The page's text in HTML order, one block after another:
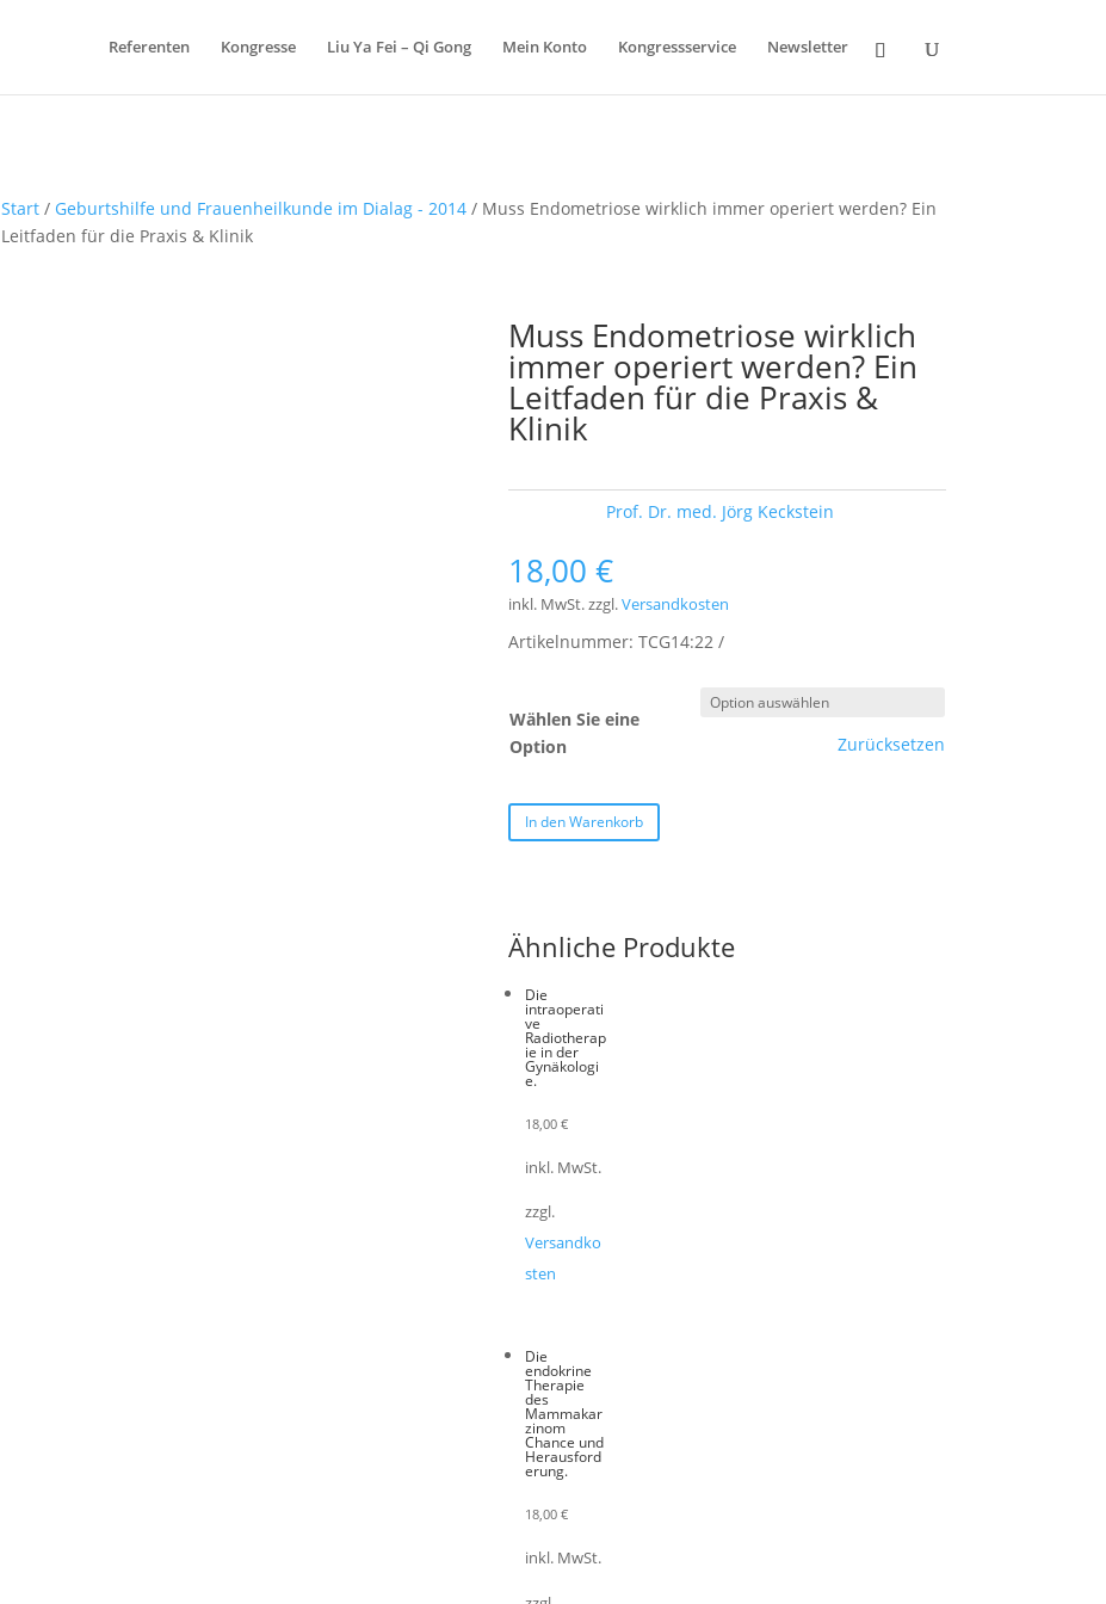
Referenten Kongresse Liu Ya Fei – Qi Gong Mein Konto Kongressservice Newsletter
Start/ Geburtshilfe und Frauenheilkunde im Dialag - 2014/ Muss Endometriose wirklich immer operiert werden? Ein
Leitfaden für die Praxis & Klinik
Muss Endometriose wirklich
immer operiert werden? Ein
Leitfaden für die Praxis &
Klinik
Prof. Dr. med. Jörg Keckstein
18,00€
inkl. MwSt.zzgl.Versandkosten
Artikelnummer:TCG14:22
Wählen Sie eine
Option
Zurücksetzen
In den Warenkorb
Ähnliche Produkte
Die
intraoperati
ve
Radiotherap
ie in der
Gynäkologi
e.
18,00€
inkl. MwSt.
zzgl.
Versandko
sten
Die
endokrine
Therapie
des
Mammakar
zinom
Chance und
Herausford
erung.
18,00€
inkl. MwSt.